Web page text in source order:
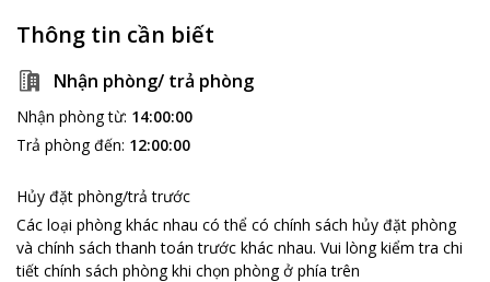
Thông tin cần biết
Nhận phòng/ trả phòng
Nhận phòng từ: 14:00:00
Trả phòng đến: 12:00:00
Hủy đặt phòng/trả trước
Các loại phòng khác nhau có thể có chính sách hủy đặt phòng
và chính sách thanh toán trước khác nhau. Vui lòng kiểm tra chi
tiết chính sách phòng khi chọn phòng ở phía trên